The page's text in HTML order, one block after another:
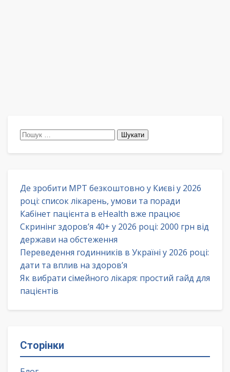
Пошук:
Де зробити МРТ безкоштовно у Києві у 2026
році: список лікарень, умови та поради
Кабінет пацієнта в eHealth вже працює
Скринінг здоров’я 40+ у 2026 році: 2000 грн від
держави на обстеження
Переведення годинників в Україні у 2026 році:
дати та вплив на здоров’я
Як вибрати сімейного лікаря: простий гайд для
пацієнтів
Сторінки